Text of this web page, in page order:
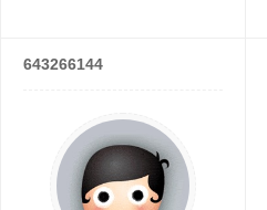
643266144